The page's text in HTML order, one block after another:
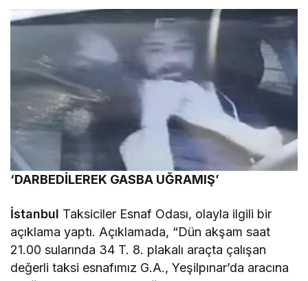
‘DARBEDİLEREK GASBA UĞRAMIŞ’
İstanbul Taksiciler Esnaf Odası, olayla ilgili bir
açıklama yaptı. Açıklamada, “Dün akşam saat
21.00 sularında 34 T. 8. plakalı araçta çalışan
değerli taksi esnafımız G.A., Yeşilpınar’da aracına